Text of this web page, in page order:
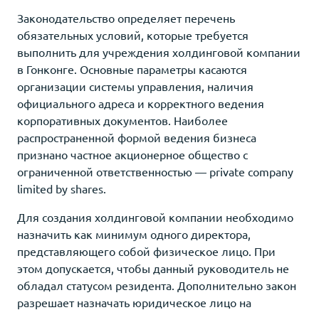
Законодательство определяет перечень
обязательных условий, которые требуется
выполнить для учреждения холдинговой компании
в Гонконге. Основные параметры касаются
организации системы управления, наличия
официального адреса и корректного ведения
корпоративных документов. Наиболее
распространенной формой ведения бизнеса
признано частное акционерное общество с
ограниченной ответственностью — private company
limited by shares.
Для создания холдинговой компании необходимо
назначить как минимум одного директора,
представляющего собой физическое лицо. При
этом допускается, чтобы данный руководитель не
обладал статусом резидента. Дополнительно закон
разрешает назначать юридическое лицо на